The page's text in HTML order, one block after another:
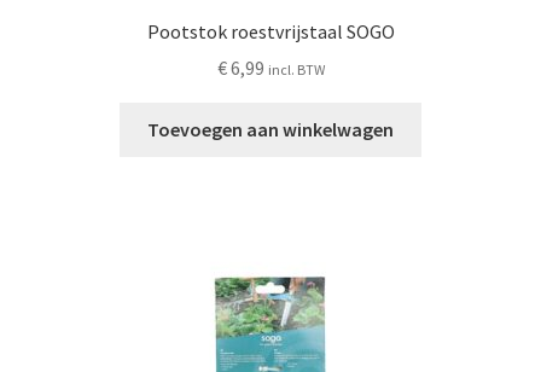
Pootstok roestvrijstaal SOGO
€6,99 incl. BTW
Toevoegen aan winkelwagen